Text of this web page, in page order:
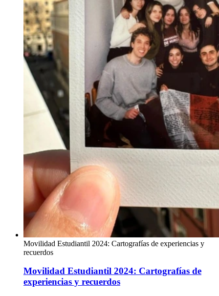
Movilidad Estudiantil 2024: Cartografías de experiencias y
recuerdos
Movilidad Estudiantil 2024: Cartografías de
experiencias y recuerdos